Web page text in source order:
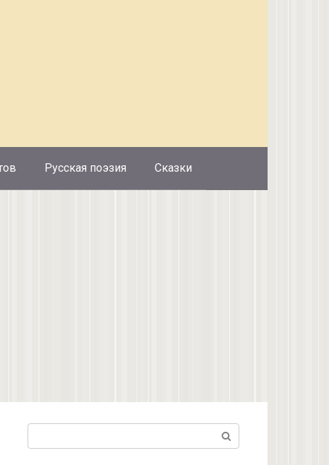
Русская поэзия Сказки